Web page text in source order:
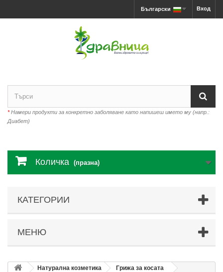
Вход
Български
*Намери продукти за конкретно заболяване като напишеш името му (напр.:
Диабет)
Количка (празна)
КАТЕГОРИИ
МЕНЮ
Натурална козметика
Грижа за косата